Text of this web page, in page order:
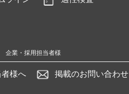
企業・採用担当者様
様へ 掲載のお問い合わせ